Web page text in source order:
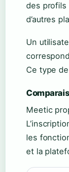
des profils
d’autres
Un
Ce type
Meetic
les
et la